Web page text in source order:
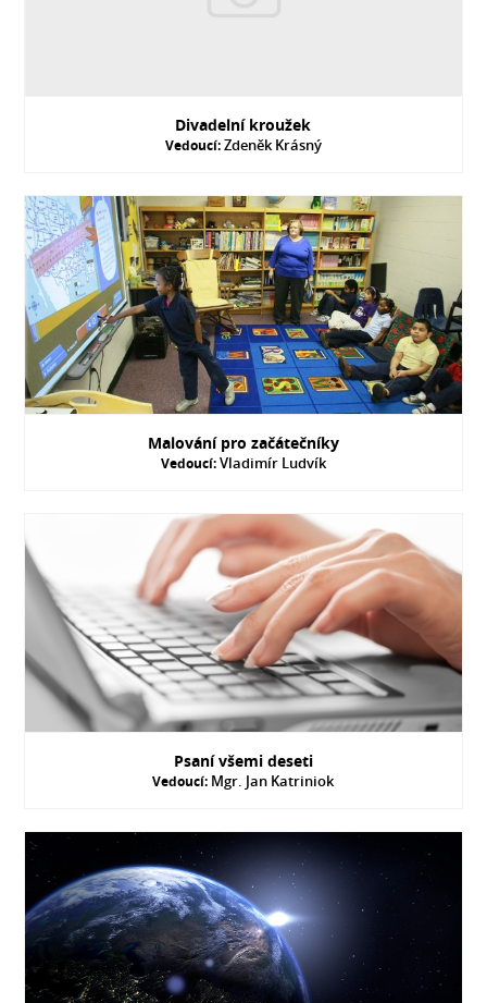
Divadelní kroužek
Vedoucí:Zdeněk Krásný
Malování pro začátečníky
Vedoucí:Vladimír Ludvík
Psaní všemi deseti
Vedoucí: Mgr. Jan Katriniok